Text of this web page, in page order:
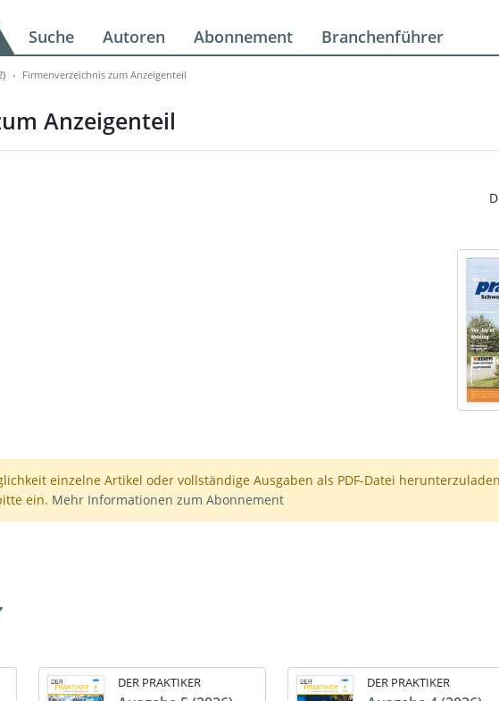
Suche Autoren Abonnement Branchenführer
Firmenverzeichnis zum Anzeigenteil
Anzeigenteil
einzelne Artikel oder vollständige Ausgaben als PDF-Datei
ein. Mehr Informationen zum Abonnement
DER PRAKTIKER DER PRAKTIKER